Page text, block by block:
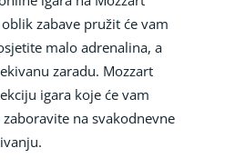
zabave pružit će vam
malo adrenalina, a
zaradu. Mozzart
igara koje će vam
na svakodnevne